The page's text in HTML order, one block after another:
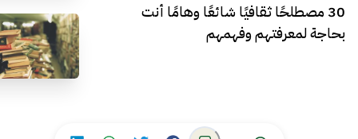
30 مصطلحًا ثقافيًا شائعًا وهامًا أنت
بحاجة لمعرفتهم وفهمهم